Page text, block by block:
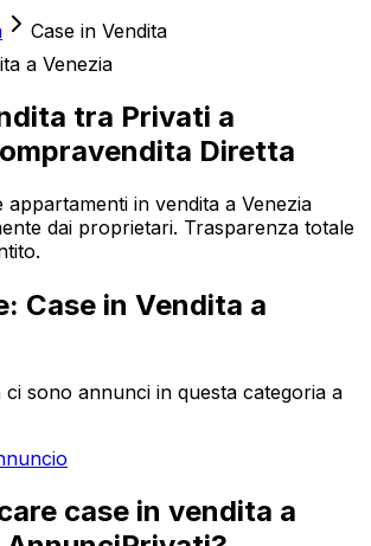
Case in Vendita
a Venezia
tra Privati a
Diretta
appartamenti in vendita a Venezia
dai proprietari. Trasparenza totale
Case in Vendita a
sono annunci in questa categoria a
case in vendita a